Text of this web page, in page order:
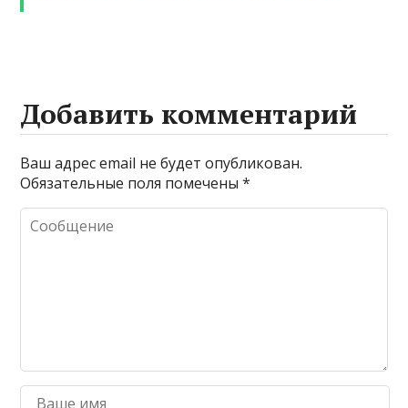
Добавить комментарий
Ваш адрес email не будет опубликован.
Обязательные поля помечены*